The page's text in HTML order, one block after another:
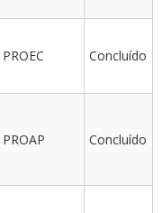
PROEC Concluído
PROAP Concluído